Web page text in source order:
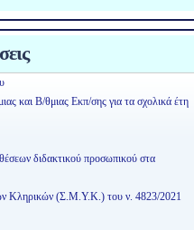
και Β/θμιας Εκπ/σης για τα σχολικά έτη
διδακτικού προσωπικού στα
Κληρικών (Σ.Μ.Υ.Κ.) του ν. 4823/2021